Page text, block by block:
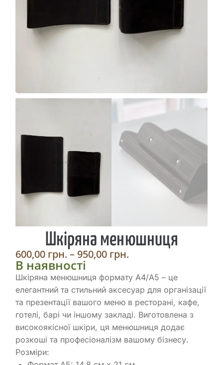
Шкіряна менюшниця
600,00 грн. – 950,00 грн.
В наявності
Шкіряна менюшниця формату А4/А5 – це
елегантний та стильний аксесуар для організації
та презентації вашого меню в ресторані, кафе,
готелі, барі чи іншому закладі. Виготовлена з
високоякісної шкіри, ця менюшниця додає
розкоші та професіоналізм вашому бізнесу.
Розміри: